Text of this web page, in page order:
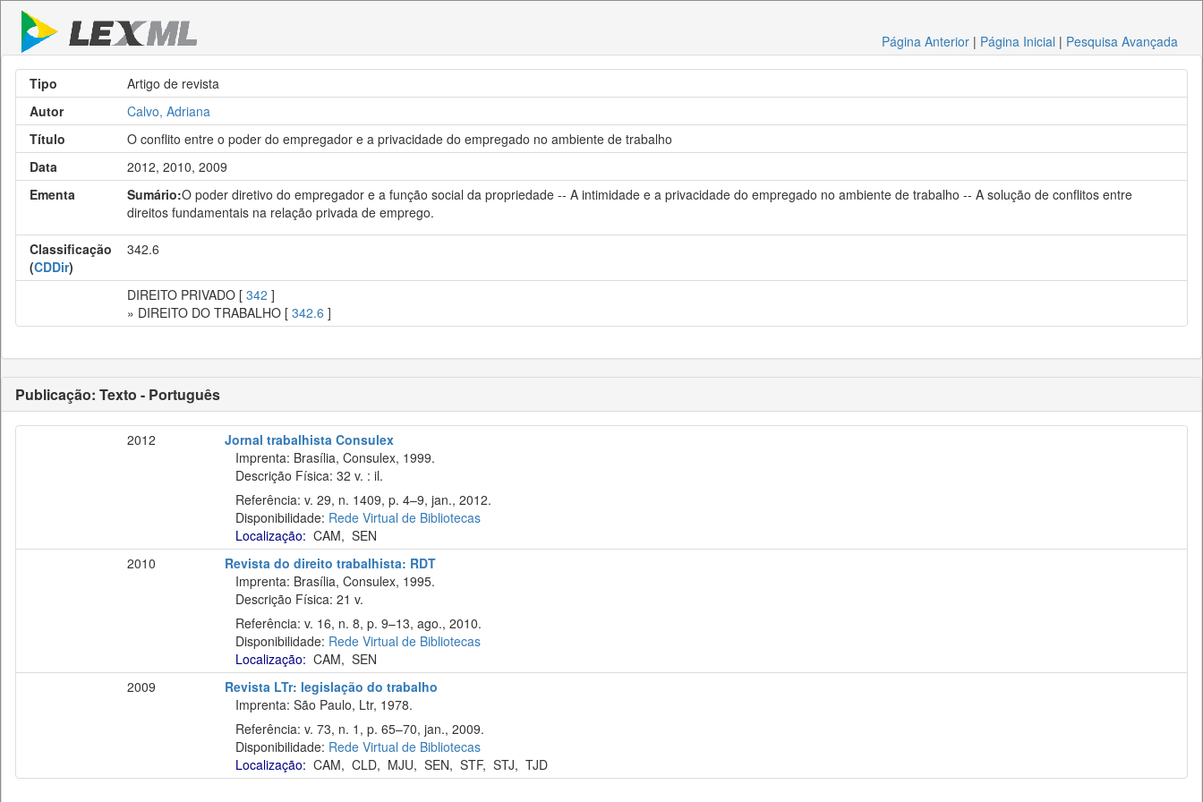
Página Anterior | Página Inicial | Pesquisa Avançada
Tipo
Artigo de revista
Autor
Calvo, Adriana
Título
O conflito entre o poder do empregador e a privacidade do empregado no ambiente de trabalho
Data
2012, 2010, 2009
Ementa
Sumário:O poder diretivo do empregador e a função social da propriedade -- A intimidade e a privacidade do empregado no ambiente de trabalho -- A solução de conflitos entre
direitos fundamentais na relação privada de emprego.
Classificação
(CDDir)
342.6
DIREITO PRIVADO [ 342 ]
» DIREITO DO TRABALHO [ 342.6 ]
Publicação: Texto - Português
2012
Jornal trabalhista Consulex
Imprenta: Brasília, Consulex, 1999.
Descrição Física: 32 v. : il.
Referência: v. 29, n. 1409, p. 4–9, jan., 2012.
Disponibilidade: Rede Virtual de Bibliotecas
Localização: CAM, SEN
2010
Revista do direito trabalhista: RDT
Imprenta: Brasília, Consulex, 1995.
Descrição Física: 21 v.
Referência: v. 16, n. 8, p. 9–13, ago., 2010.
Disponibilidade: Rede Virtual de Bibliotecas
Localização: CAM, SEN
2009
Revista LTr: legislação do trabalho
Imprenta: São Paulo, Ltr, 1978.
Referência: v. 73, n. 1, p. 65–70, jan., 2009.
Disponibilidade: Rede Virtual de Bibliotecas
Localização: CAM, CLD, MJU, SEN, STF, STJ, TJD